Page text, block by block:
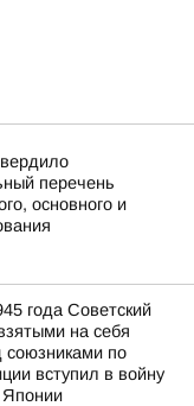
перечень
основного и
года Советский
на себя
союзниками по
вступил в войну
Японии